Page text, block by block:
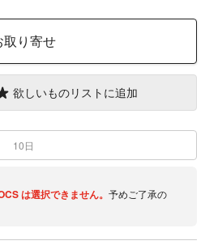
取り寄せ
欲しいものリストに追加
10日
は選択できません。 予めご了承の